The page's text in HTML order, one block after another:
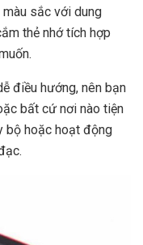
màu sắc với dung
thẻ nhớ tích hợp
điều hướng, nên bạn
bất cứ nơi nào tiện
bộ hoặc hoạt động